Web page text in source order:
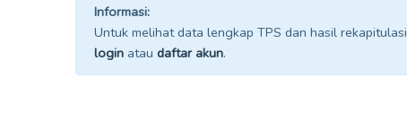
Informasi:
Untuk melihat data lengkap TPS dan hasil
login atau daftar akun.